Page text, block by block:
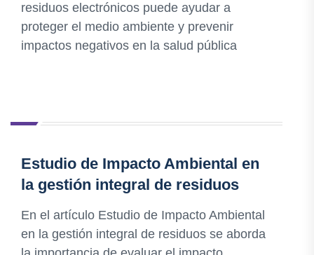
residuos electrónicos puede ayudar a
proteger el medio ambiente y prevenir
impactos negativos en la salud pública
Estudio de Impacto Ambiental en
la gestión integral de residuos
En el artículo Estudio de Impacto Ambiental
en la gestión integral de residuos se aborda